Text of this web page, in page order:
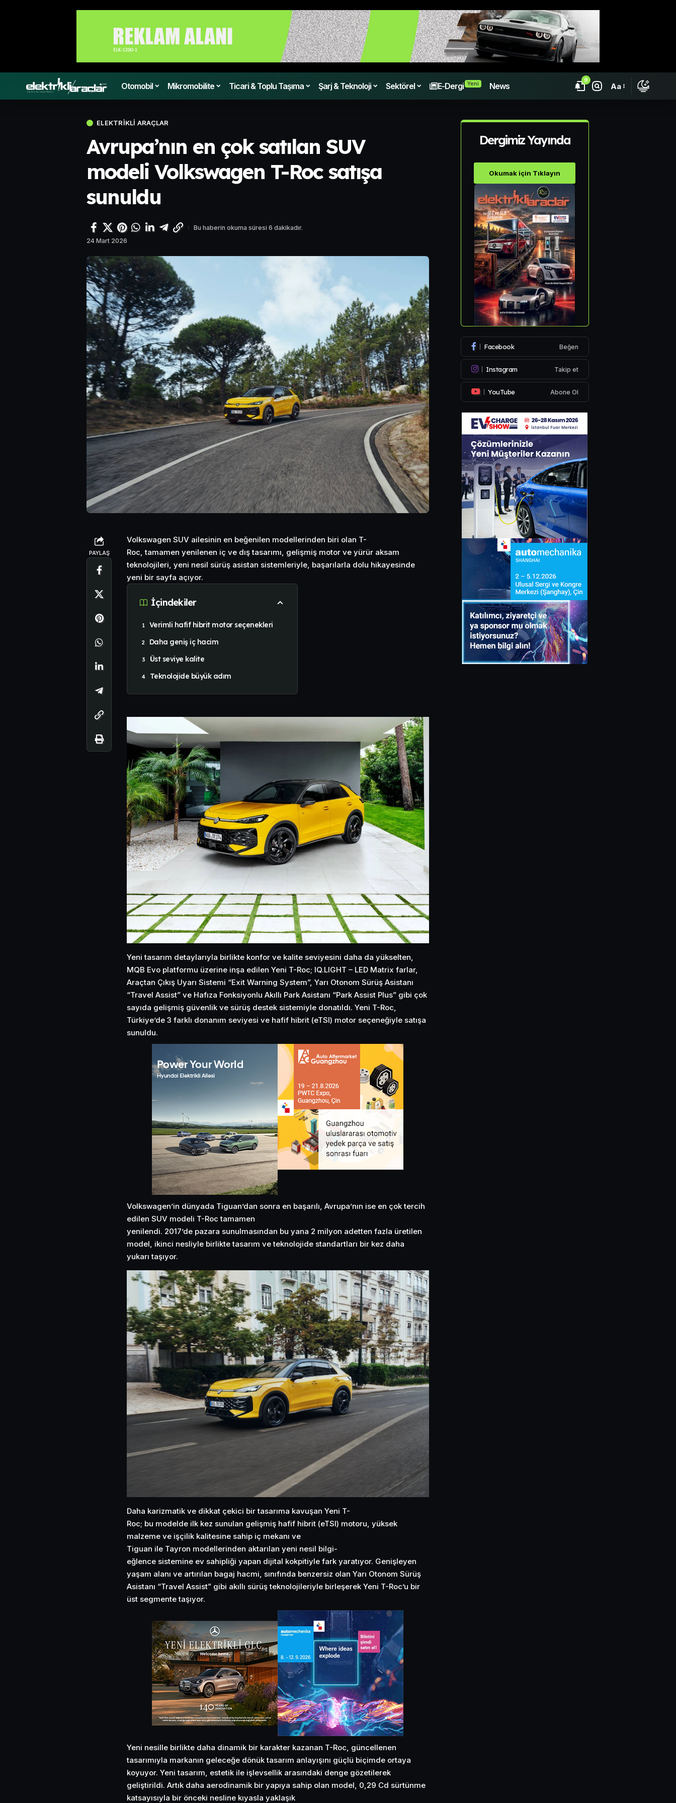
Otomobil Mikromobilite Ticari & Toplu Taşıma Şarj & Teknoloji Sektörel E-Dergi Yeni News
9
Aa
ELEKTRIKLI ARAÇLAR
Avrupa’nın en çok satılan SUV
modeli Volkswagen T-Roc satışa
sunuldu
24 Mart 2026
Bu haberin okuma süresi 6 dakikadır.
PAYLAŞ
Volkswagen SUV ailesinin en beğenilen modellerinden biri olan T-
Roc, tamamen yenilenen iç ve dış tasarımı, gelişmiş motor ve yürür aksam
teknolojileri, yeni nesil sürüş asistan sistemleriyle, başarılarla dolu hikayesinde
yeni bir sayfa açıyor.
İçindekiler
Verimli hafif hibrit motor seçenekleri
Daha geniş iç hacim
Üst seviye kalite
Teknolojide büyük adım
Yeni tasarım detaylarıyla birlikte konfor ve kalite seviyesini daha da yükselten,
MQB Evo platformu üzerine inşa edilen Yeni T-Roc; IQ.LIGHT – LED Matrix farlar,
Araçtan Çıkış Uyarı Sistemi “Exit Warning System”, Yarı Otonom Sürüş Asistanı
“Travel Assist” ve Hafıza Fonksiyonlu Akıllı Park Asistanı “Park Assist Plus” gibi çok
sayıda gelişmiş güvenlik ve sürüş destek sistemiyle donatıldı. Yeni T-Roc,
Türkiye’de 3 farklı donanım seviyesi ve hafif hibrit (eTSI) motor seçeneğiyle satışa
sunuldu.
Volkswagen’in dünyada Tiguan’dan sonra en başarılı, Avrupa’nın ise en çok tercih
edilen SUV modeli T-Roc tamamen
yenilendi. 2017’de pazara sunulmasından bu yana 2 milyon adetten fazla üretilen
model, ikinci nesliyle birlikte tasarım ve teknolojide standartları bir kez daha
yukarı taşıyor.
Daha karizmatik ve dikkat çekici bir tasarıma kavuşan Yeni T-
Roc; bu modelde ilk kez sunulan gelişmiş hafif hibrit (eTSI) motoru, yüksek
malzeme ve işçilik kalitesine sahip iç mekanı ve
Tiguan ile Tayron modellerinden aktarılan yeni nesil bilgi-
eğlence sistemine ev sahipliği yapan dijital kokpitiyle fark yaratıyor. Genişleyen
yaşam alanı ve artırılan bagaj hacmi, sınıfında benzersiz olan Yarı Otonom Sürüş
Asistanı “Travel Assist” gibi akıllı sürüş teknolojileriyle birleşerek Yeni T-Roc’u bir
üst segmente taşıyor.
Yeni nesille birlikte daha dinamik bir karakter kazanan T-Roc, güncellenen
tasarımıyla markanın geleceğe dönük tasarım anlayışını güçlü biçimde ortaya
koyuyor. Yeni tasarım, estetik ile işlevsellik arasındaki denge gözetilerek
geliştirildi. Artık daha aerodinamik bir yapıya sahip olan model, 0,29 Cd sürtünme
katsayısıyla bir önceki nesline kıyasla yaklaşık
Dergimiz Yayında
Okumak için Tıklayın
Facebook Beğen
Instagram Takip et
YouTube Abone Ol